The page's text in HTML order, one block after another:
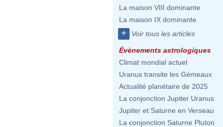
La maison VIII dominante
La maison IX dominante
+ Voir tous les articles
Évènements astrologiques
Climat mondial actuel
Uranus transite les Gémeaux
Actualité planétaire de 2025
La conjonction Jupiter Uranus
Jupiter et Saturne en Verseau
La conjonction Saturne Pluton